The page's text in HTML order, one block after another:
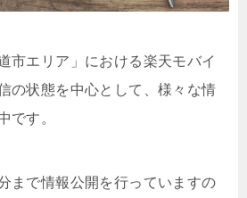
市エリア」における楽天モバイ
の状態を中心として、様々な情
です。
まで情報公開を行っていますの